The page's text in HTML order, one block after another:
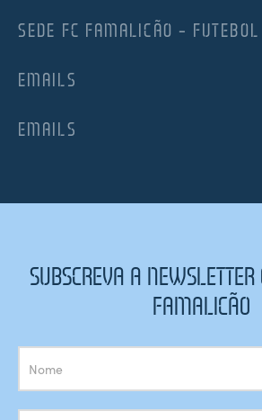
SEDE FC FAMALICÃO –
EMAILS
EMAILS
SUBSCREVA A NEWSLETTER
FAMALICÃO
Subscrição
Newsletter